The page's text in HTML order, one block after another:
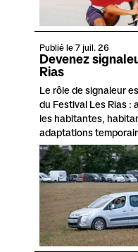
Publié le 7 juil. 26
Devenez
Rias
Le rôle de signaleur
du Festival Les Rias :
les habitantes,
adaptations